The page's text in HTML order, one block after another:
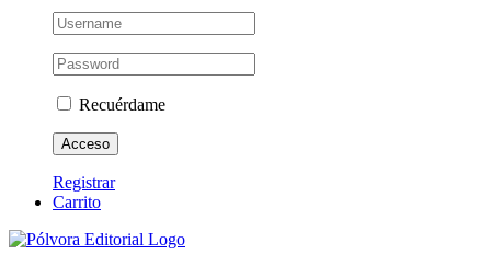
Recuérdame
Registrar
Carrito